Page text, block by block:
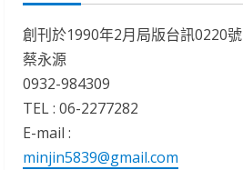
創刊於1990年2月局版台訊0220號
蔡永源
0932-984309
TEL : 06-2277282
E-mail :
minjin5839@gmail.com